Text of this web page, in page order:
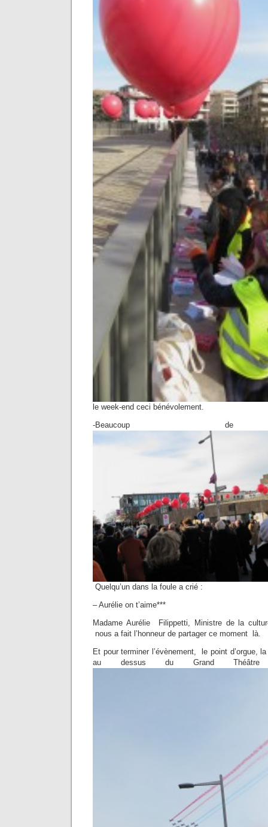
le week-end ceci bénévolement.
-Beaucoup de
Quelqu’un dans la foule a crié :
– Aurélie on t’aime***
Madame Aurélie Filippetti, Ministre de la
nous a fait l’honneur de partager ce moment là.
Et pour terminer l’évènement, le point d’orgue,
au dessus du Grand